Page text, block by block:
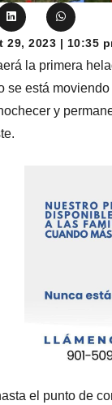
29, 2023 | 10:35
la primera
se está
y
el punto de